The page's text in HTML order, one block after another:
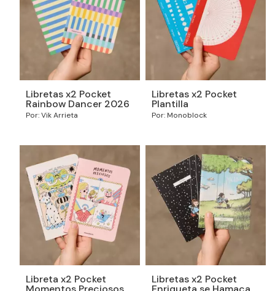
Libretas x2 Pocket
Rainbow Dancer 2026
Por: Vik Arrieta
Libretas x2 Pocket
Plantilla
Por: Monoblock
Libreta x2 Pocket Libretas x2 Pocket